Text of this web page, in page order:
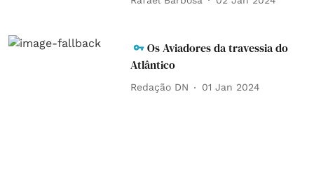
Os Aviadores da travessia do
Atlântico
Redação DN 01 Jan 2024